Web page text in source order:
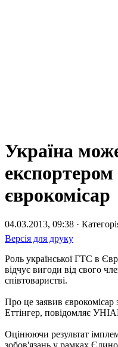
Україна
експортером
єврокомісар
04.03.2013, 09:38 ·
Версія для друку
Роль української ГТС в
відчує вигоди від свого
співтоваристві.
Про це заявив
Еттінгер, повідомляє
Оцінюючи результат
зобов'язань у рамках